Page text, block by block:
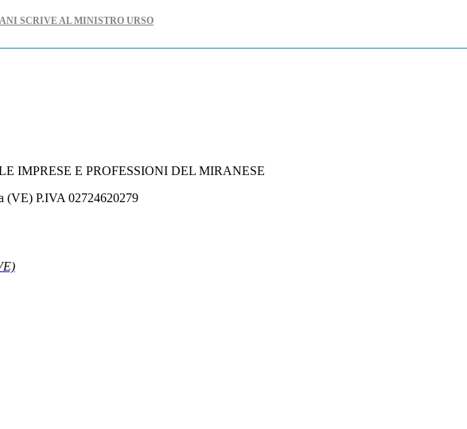
SCRIVE AL MINISTRO URSO
GSE LE COMUNICAZIONI DI CONFERMA DEGLI INVESTIMENTI
E VIDEO MANIPOLATI DALL'INTELLIGENZA ARTIFICIALE
IL DDL DI RIFORMA DEL SETTORE
DEI TRASPORTI
LE PRIME REGOLE PER IL CREDITO D'IMPOSTA FINO AL 70%, MA PARTENZA ANCORA RINVIATA
IMPRESE E PROFESSIONI DEL MIRANESE
(VE) P.IVA 02724620279